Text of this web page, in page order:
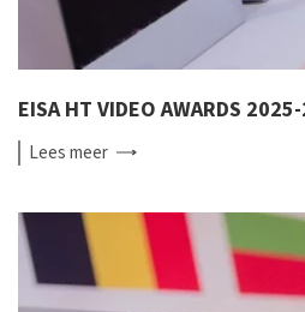
EISA HT VIDEO AWARDS
Leesmeer